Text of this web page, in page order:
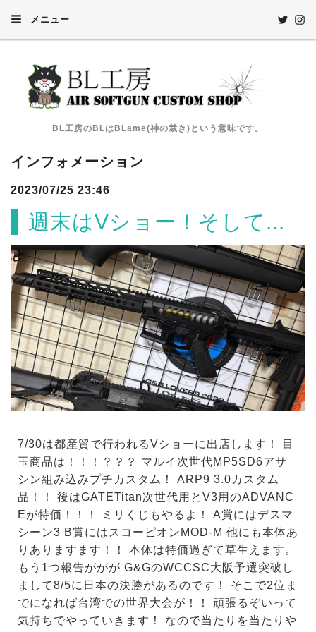
メニュー
BL工房のBLはBLame(神の裁き)という意味です。
インフォメーション
2023/07/25 23:46
週末はVショー！そして...
7/30は都産貿で行われるVショーに出店します！ 目
玉商品は！！！？？？ マルイ次世代MP5SD6アサ
シン組み込みプチカスタム！ ARP9 3.0カスタム
品！！ 後はGATETitan次世代用とV3用のADVANC
Eが特価！！！ ミリくじもやるよ！ A賞にはデスマ
シーン3 B賞にはスコーピオンMOD-M 他にも本体あ
りありますます！！ 本体は特価過ぎて草生えます。
もう1つ報告ががが G&GのWCCSC大阪予選突破し
まして8/5に日本の決勝があるのです！ そこで2位ま
でになれば台湾での世界大会が！！ 頑張るぞいって
気持ちでやっていきます！ なので当たりを当たりや